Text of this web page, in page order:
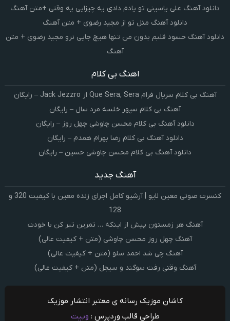
دانلود آهنگ علی یاسینی تو یادم دادی یه چیزایی یه وقتی +متن آهنگ
دانلود آهنگ مثل تو از مجید رضوی + متن آهنگ
دانلود آهنگ حسود قلبم بدون من تنها هیچ جایی نرو مجید رضوی + متن
آهنگ
اهنگ بی کلام
آهنگ بی کلام سریال فرام Que Sera, Sera از Jack Jezzro – رایگان
آهنگ بی کلام سپهر خلسه مرد سال – رایگان
دانلود آهنگ بی کلام محسن چاوشی چهل روز – رایگان
دانلود آهنگ بی کلام رضا بهرام همدم – رایگان
دانلود آهنگ بی کلام محسن چاوشی حسین – رایگان
آهنگ جدید
کنسرت صوتی معین لایو | آرشیو کامل اجرای زنده معین با کیفیت 320 و
128
آهنگ هر زمستون پیش از اینکه … تمرین تبر کن با خودت
آهنگ چهل روز محسن چاوشی (متن + کیفیت عالی)
آهنگ چی شد احمد سلو (متن + کیفیت عالی)
آهنگ وقتی رفت سوگند و سیجل (متن + کیفیت عالی)
کاشان موزیک رسانه ی معتبر انتشار موزیک
طراحی قالب وردپرس : وبیت